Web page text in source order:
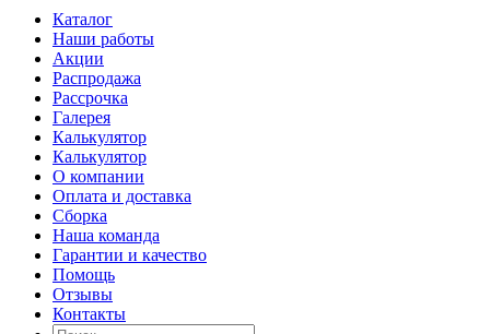
Каталог
Наши работы
Акции
Распродажа
Рассрочка
Галерея
Калькулятор
Калькулятор
О компании
Оплата и доставка
Сборка
Наша команда
Гарантии и качество
Помощь
Отзывы
Контакты